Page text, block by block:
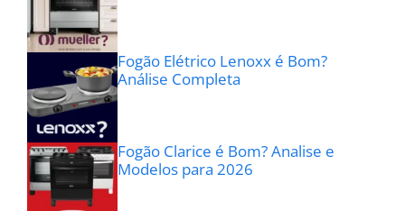
Fogão Elétrico Lenoxx é Bom?
Análise Completa
Fogão Clarice é Bom? Analise e
Modelos para 2026